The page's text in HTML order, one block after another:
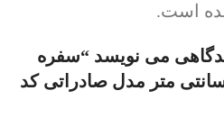
است.
می نویسد “سفره
سنتی 100*100 سانتی متر مدل صادراتی کد